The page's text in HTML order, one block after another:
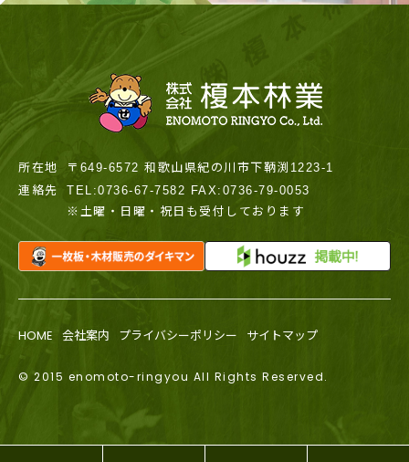
所在地
〒649-6572 和歌山県紀の川市下鞆渕1223-1
連絡先
TEL:0736-67-7582 FAX:0736-79-0053
※土曜・日曜・祝日も受付しております
HOME 会社案内 プライバシーポリシー サイトマップ
© 2015 enomoto-ringyou All Rights Reserved.